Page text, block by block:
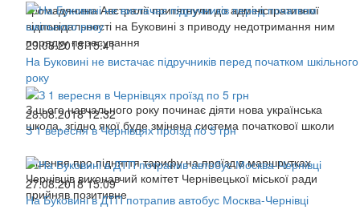
Громадянина Австралії притягнули до адміністративної
відповідальності на Буковині з приводу недотримання ним
порядку пересування
29.08.2018 15:41
На Буковині не вистачає підручників перед початком шкільного
року
З цього навчального року починає діяти нова українська
школа, згідно якої буде змінена система початкової школи
28.08.2018 12:32
З 1 вересня в Чернівцях проїзд по 5 грн
Рішення про підняття тарифу на проїзд в маршрутках
Чернівців виконавчий комітет Чернівецької міської ради
прийняв позитивне
27.08.2018 15:09
На Буковині в ДТП потрапив автобус Москва-Чернівці